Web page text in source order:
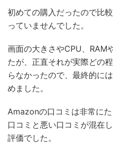
初めての購入だったので比
っていませんでした。
画面の大きさやCPU、RAM
たが、正直それが実際どの
らなかったので、最終的に
めました。
Amazonの口コミは非常に
口コミと悪い口コミが混在
評価でした。